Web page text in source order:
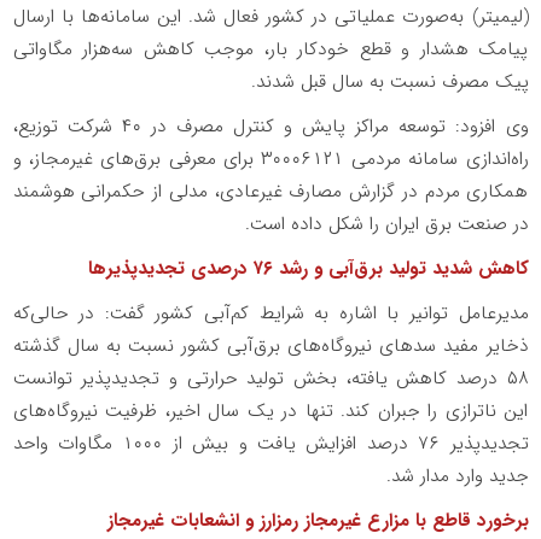
(لیمیتر) به‌صورت عملیاتی در کشور فعال شد. این سامانه‌ها با ارسال
پیامک هشدار و قطع خودکار بار، موجب کاهش سه‌هزار مگاواتی
پیک مصرف نسبت به سال قبل شدند.
وی افزود: توسعه مراکز پایش و کنترل مصرف در ۴۰ شرکت توزیع،
راه‌اندازی سامانه مردمی ۳۰۰۰۶۱۲۱ برای معرفی برق‌های غیرمجاز، و
همکاری مردم در گزارش مصارف غیرعادی، مدلی از حکمرانی هوشمند
در صنعت برق ایران را شکل داده است.
کاهش شدید تولید برق‌آبی و رشد ۷۶ درصدی تجدیدپذیرها
مدیرعامل توانیر با اشاره به شرایط کم‌آبی کشور گفت: در حالی‌که
ذخایر مفید سدهای نیروگاه‌های برق‌آبی کشور نسبت به سال گذشته
۵۸ درصد کاهش یافته، بخش تولید حرارتی و تجدیدپذیر توانست
این ناترازی را جبران کند. تنها در یک سال اخیر، ظرفیت نیروگاه‌های
تجدیدپذیر ۷۶ درصد افزایش یافت و بیش از ۱۰۰۰ مگاوات واحد
جدید وارد مدار شد.
برخورد قاطع با مزارع غیرمجاز رمزارز و انشعابات غیرمجاز